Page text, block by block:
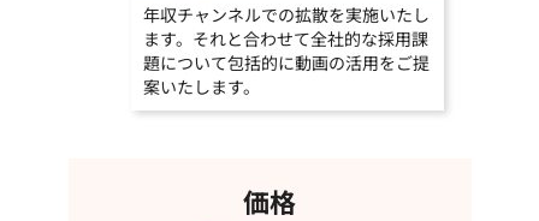
年収チャンネルでの拡散を実施いたし
ます。それと合わせて全社的な採用課
題について包括的に動画の活用をご提
案いたします。
価格